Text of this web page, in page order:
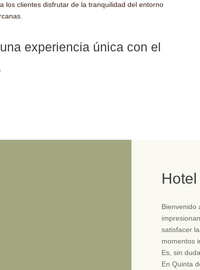
los clientes disfrutar de la tranquilidad del entorno
experiencia única con el
Bienvenido
satisfacer
momentos
Es, sin
En Quinta